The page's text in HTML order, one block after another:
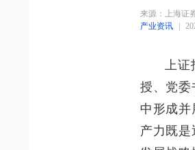
来源： 上海证
产业资讯
上证
授、党委
中形成
产力既